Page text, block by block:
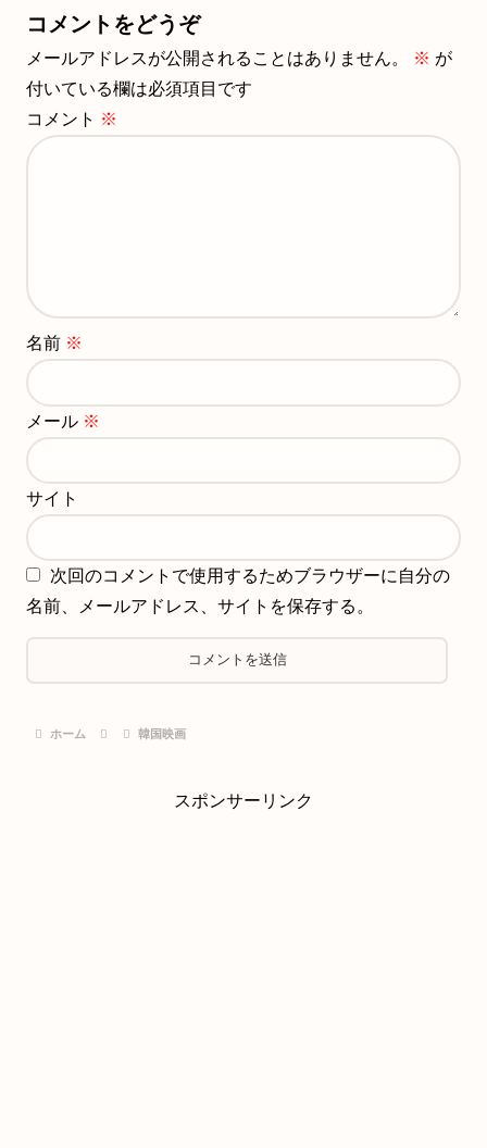
コメントをどうぞ
メールアドレスが公開されることはありません。 ※ が
付いている欄は必須項目です
コメント ※
名前 ※
メール ※
サイト
次回のコメントで使用するためブラウザーに自分の
名前、メールアドレス、サイトを保存する。
ホーム 韓国映画
スポンサーリンク